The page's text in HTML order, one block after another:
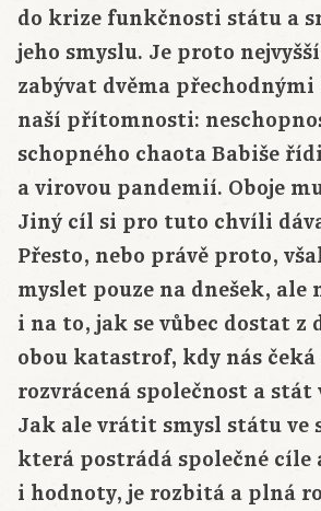
do krize funkčnosti státu a
jeho smyslu. Je proto
zabývat dvěma
naší přítomnosti:
schopného chaota Babiše
a virovou pandemií. Oboje
Jiný cíl si pro tuto chvíli
Přesto, nebo právě proto,
myslet pouze na dnešek, ale
i na to, jak se vůbec dostat z
obou katastrof, kdy nás čeká
rozvrácená společnost a stát
Jak ale vrátit smysl státu ve
která postrádá společné cíle
i hodnoty, je rozbitá a plná